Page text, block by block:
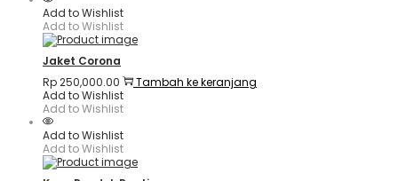
Add to Wishlist
Add to Wishlist
Jaket Corona
Rp250,000.00
Tambah ke keranjang
Add to Wishlist
Add to Wishlist
Add to Wishlist
Add to Wishlist